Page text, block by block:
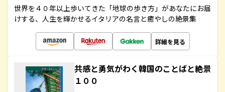
世界を４０年以上歩いてきた「地球の歩き方」があなたにお届
けする、人生を輝かせるイタリアの名言と癒やしの絶景集
詳細を見る
共感と勇気がわく韓国のことばと絶景
１００